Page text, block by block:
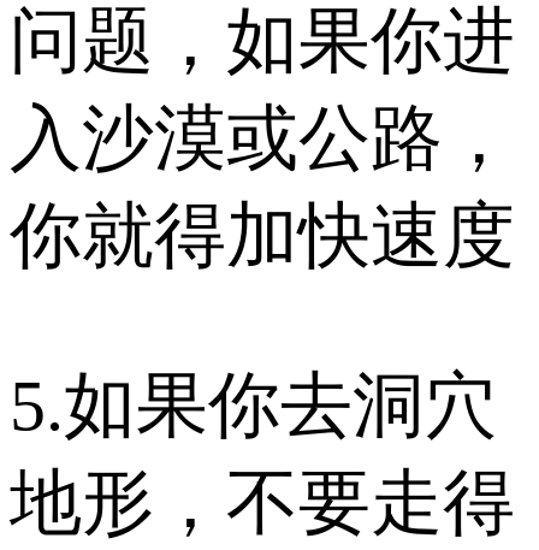
问题，如果你进
入沙漠或公路，
你就得加快速度
5.如果你去洞穴
地形，不要走得